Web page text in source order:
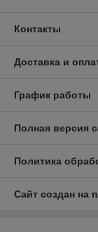
Контакты
Доставка и
График работы
Полная версия
Политика
Сайт создан на